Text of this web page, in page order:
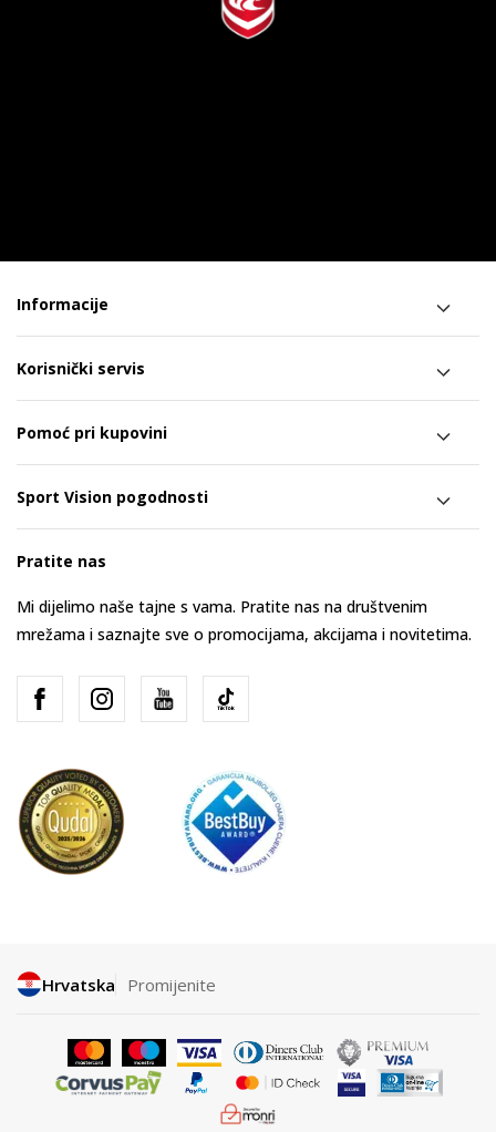
Informacije
Korisnički servis
Pomoć pri kupovini
Sport Vision pogodnosti
Pratite nas
Mi dijelimo naše tajne s vama. Pratite nas na društvenim
mrežama i saznajte sve o promocijama, akcijama i novitetima.
Hrvatska Promijenite